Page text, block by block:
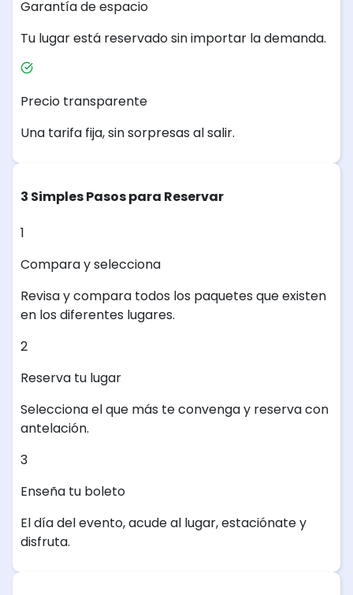
Garantía de espacio
Tu lugar está reservado sin importar la demanda.
Precio transparente
Una tarifa fija, sin sorpresas al salir.
3 Simples Pasos para Reservar
1
Compara y selecciona
Revisa y compara todos los paquetes que existen
en los diferentes lugares.
2
Reserva tu lugar
Selecciona el que más te convenga y reserva con
antelación.
3
Enseña tu boleto
El día del evento, acude al lugar, estaciónate y
disfruta.